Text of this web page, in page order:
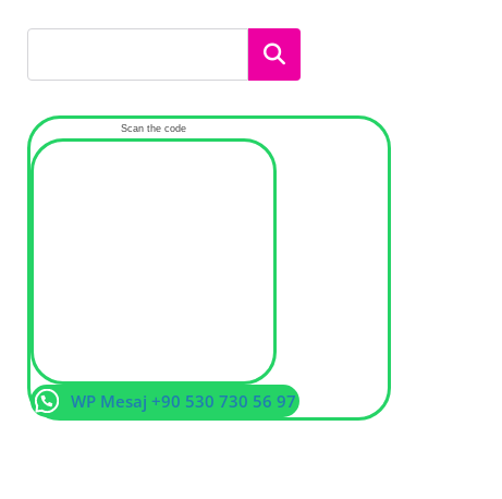
Ara
Scan the code
WP Mesaj +90 530 730 56 97